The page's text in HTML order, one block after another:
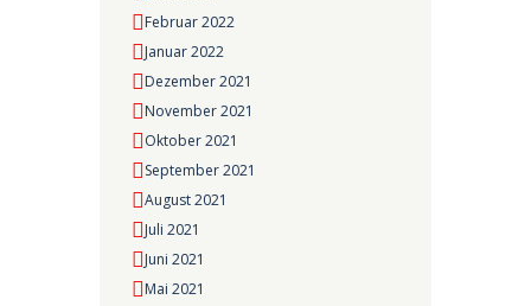
Februar 2022
Januar 2022
Dezember 2021
November 2021
Oktober 2021
September 2021
August 2021
Juli 2021
Juni 2021
Mai 2021